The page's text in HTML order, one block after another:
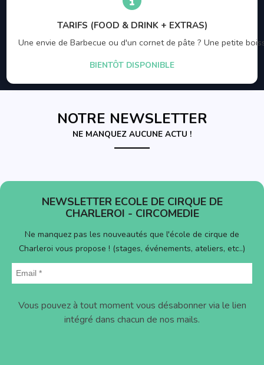
TARIFS (FOOD & DRINK + EXTRAS)
Une envie de Barbecue ou d'un cornet de pâte ? Une petite
BIENTÔT DISPONIBLE
NOTRE NEWSLETTER
NE MANQUEZ AUCUNE ACTU !
NEWSLETTER ECOLE DE CIRQUE DE
CHARLEROI - CIRCOMEDIE
Ne manquez pas les nouveautés que l'école de cirque de
Charleroi vous propose ! (stages, événements, ateliers, etc..)
Vous pouvez à tout moment vous désabonner via le lien
intégré dans chacun de nos mails.